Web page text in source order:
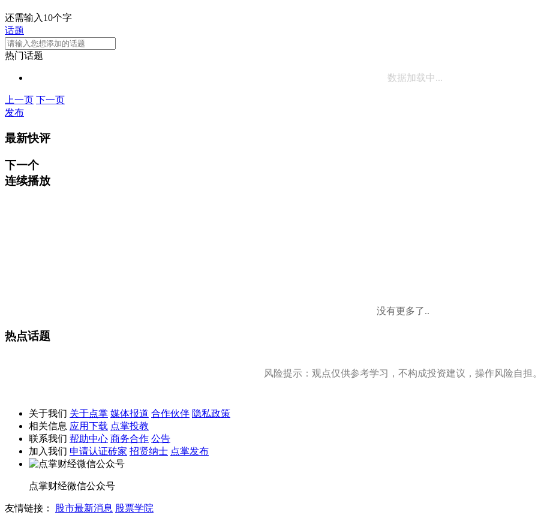
还需输入10个字
话题
热门话题
数据加载中...
上一页 下一页
发布
最新快评
下一个
连续播放
没有更多了..
热点话题
风险提示：观点仅供参考学习，不构成投资建议，操作风险自担。
关于我们 关于点掌 媒体报道 合作伙伴 隐私政策
相关信息 应用下载 点掌投教
联系我们 帮助中心 商务合作 公告
加入我们 申请认证砖家 招贤纳士 点掌发布
点掌财经微信公众号
友情链接： 股市最新消息 股票学院